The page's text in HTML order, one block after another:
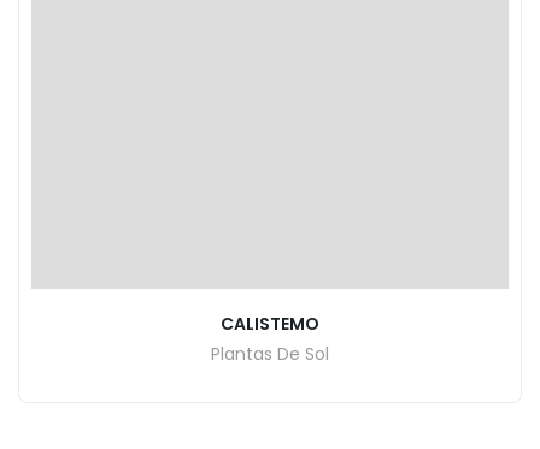
CALISTEMO
Plantas De Sol